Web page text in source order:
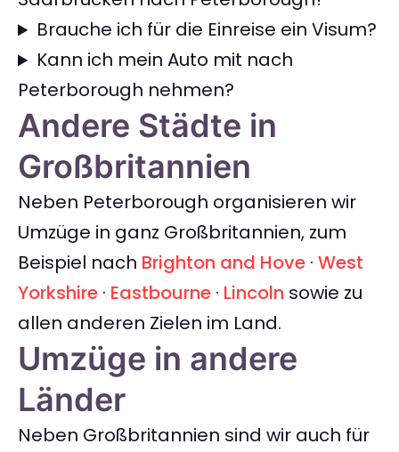
Brauche ich für die Einreise ein Visum?
Kann ich mein Auto mit nach
Peterborough nehmen?
Andere Städte in
Großbritannien
Neben Peterborough organisieren wir
Umzüge in ganz Großbritannien, zum
Beispiel nach Brighton and Hove · West
Yorkshire · Eastbourne · Lincoln sowie zu
allen anderen Zielen im Land.
Umzüge in andere
Länder
Neben Großbritannien sind wir auch für